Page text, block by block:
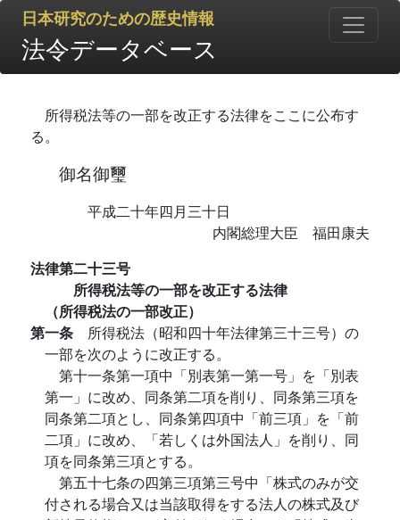
日本研究のための歴史情報
法令データベース
所得税法等の一部を改正する法律をここに公布す
る。
御名御璽
平成二十年四月三十日
内閣総理大臣 福田康夫
法律第二十三号
所得税法等の一部を改正する法律
（所得税法の一部改正）
第一条 所得税法（昭和四十年法律第三十三号）の
一部を次のように改正する。
第十一条第一項中「別表第一第一号」を「別表
第一」に改め、同条第二項を削り、同条第三項を
同条第二項とし、同条第四項中「前三項」を「前
二項」に改め、「若しくは外国法人」を削り、同
項を同条第三項とする。
第五十七条の四第三項第三号中「株式のみが交
付される場合又は当該取得をする法人の株式及び